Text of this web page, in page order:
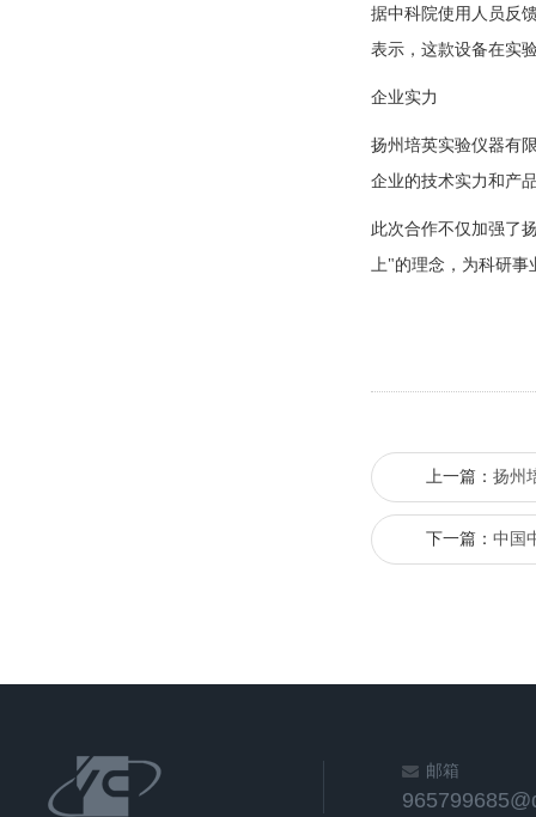
据中科院使用人员反
表示，这款设备在实
企业实力
扬州培英实验仪器有
企业的技术实力和产
此次合作不仅加强了
上"的理念，为科研事
上一篇： 扬州
下一篇： 中国
邮箱